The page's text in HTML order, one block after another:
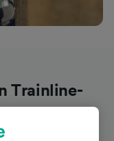
Trainline-
geben als